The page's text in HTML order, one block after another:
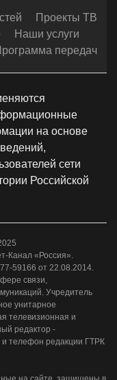
Проекты ТВ
Наши услуги
передач
на основе
сети
Российской
Канал «Россия».
59166 от 22.08.2014.
связи,
Учредитель
унитарное
телевизионная и
редактор -
и телефон редакции ГТРК